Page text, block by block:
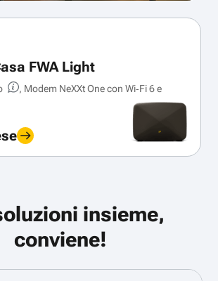
FWA Light
, Modem NeXXt One con Wi‑Fi 6 e
insieme,
conviene!